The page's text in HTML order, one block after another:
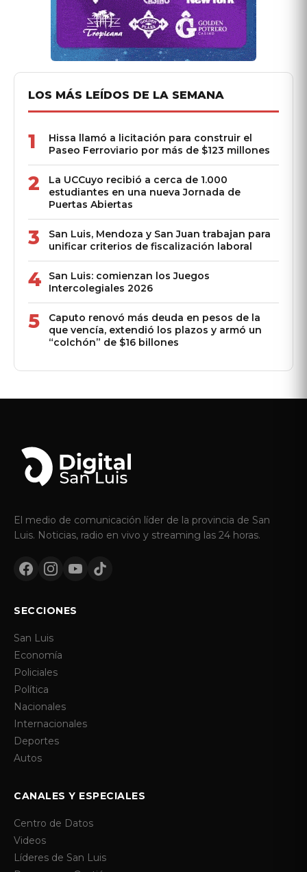
LOS MÁS LEÍDOS DE LA SEMANA
1
Hissa llamó a licitación para construir el
Paseo Ferroviario por más de $123 millones
2
La UCCuyo recibió a cerca de 1.000
estudiantes en una nueva Jornada de
Puertas Abiertas
3
San Luis, Mendoza y San Juan trabajan para
unificar criterios de fiscalización laboral
4
San Luis: comienzan los Juegos
Intercolegiales 2026
5
Caputo renovó más deuda en pesos de la
que vencía, extendió los plazos y armó un
“colchón” de $16 billones
El medio de comunicación líder de la provincia de San
Luis. Noticias, radio en vivo y streaming las 24 horas.
SECCIONES
San Luis
Economía
Policiales
Política
Nacionales
Internacionales
Deportes
Autos
CANALES Y ESPECIALES
Centro de Datos
Videos
Líderes de San Luis